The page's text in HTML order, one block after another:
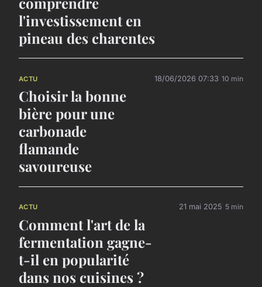
l'investissement en
pineau des charentes
ACTU
Choisir la bonne
bière pour une
carbonade
flamande
savoureuse
18/06/2026 07:33 10 min
ACTU
Comment l'art de la
fermentation gagne-
t-il en popularité
dans nos cuisines ?
21 mai 2025 5 min